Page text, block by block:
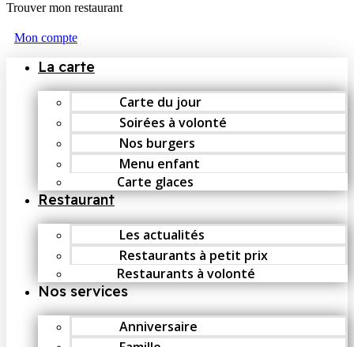
Trouver mon restaurant
Mon compte
La carte
Carte du jour
Soirées à volonté
Nos burgers
Menu enfant
Carte glaces
Restaurant
Les actualités
Restaurants à petit prix
Restaurants à volonté
Nos services
Anniversaire